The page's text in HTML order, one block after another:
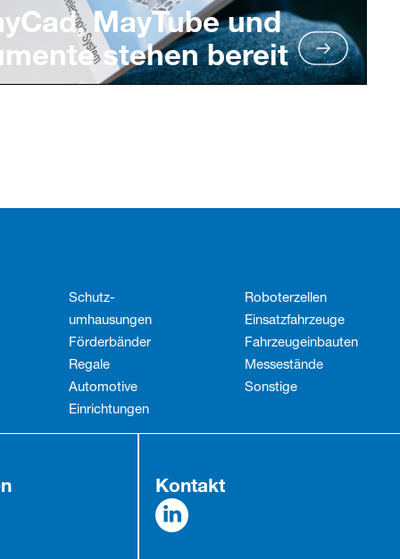
MayTube und
stehen bereit
Schutz­
umhausungen
Förderbänder
Regale
Automotive
Einrichtungen
Roboterzellen
Einsatzfahrzeuge
Fahrzeug­einbauten
Messestände
Sonstige
Kontakt